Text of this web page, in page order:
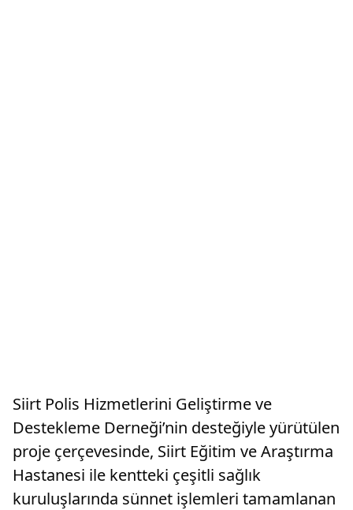
Siirt Polis Hizmetlerini Geliştirme ve
Destekleme Derneği’nin desteğiyle yürütülen
proje çerçevesinde, Siirt Eğitim ve Araştırma
Hastanesi ile kentteki çeşitli sağlık
kuruluşlarında sünnet işlemleri tamamlanan